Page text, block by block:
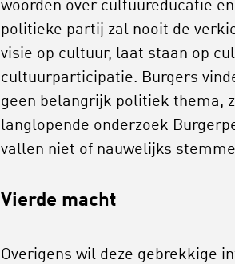
woorden over cultuureducatie
politieke partij zal nooit de
visie op cultuur, laat staan op
cultuurparticipatie. Burgers
geen belangrijk politiek thema,
langlopende onderzoek
vallen niet of nauwelijks
Vierde macht
Overigens wil deze gebrekkige